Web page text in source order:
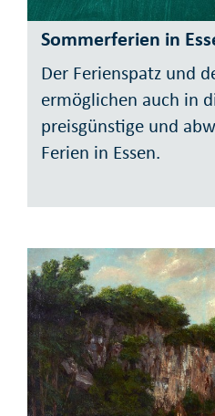
Sommerferien in
Der Ferienspatz und
ermöglichen auch in
preisgün­stige und
Ferien in Essen.